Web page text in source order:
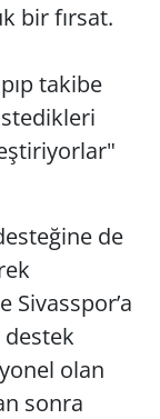
bir fırsat.
takibe
de
destek
olan
sonra